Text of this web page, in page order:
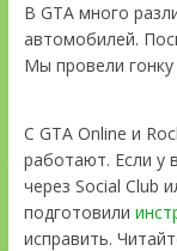
В GTA много
автомобилей.
Мы провели
С GTA Online и
работают. Если у
через Social Club
подготовили
исправить.